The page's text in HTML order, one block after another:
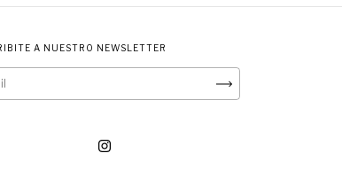
A NUESTRO NEWSLETTER